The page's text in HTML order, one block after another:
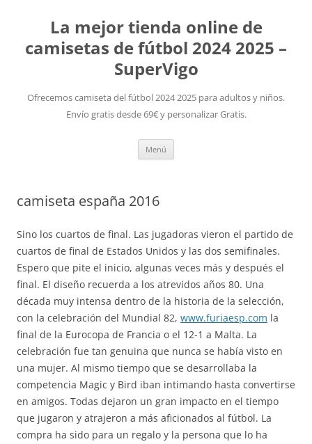
La mejor tienda online de
camisetas de fútbol 2024 2025 –
SuperVigo
Ofrecemos camiseta del fútbol 2024 2025 para adultos y niños.
Envío gratis desde 69€ y personalizar Gratis.
Menú
camiseta españa 2016
Sino los cuartos de final. Las jugadoras vieron el partido de
cuartos de final de Estados Unidos y las dos semifinales.
Espero que pite el inicio, algunas veces más y después el
final. El diseño recuerda a los atrevidos años 80. Una
década muy intensa dentro de la historia de la selección,
con la celebración del Mundial 82, www.furiaesp.com la
final de la Eurocopa de Francia o el 12-1 a Malta. La
celebración fue tan genuina que nunca se había visto en
una mujer. Al mismo tiempo que se desarrollaba la
competencia Magic y Bird iban intimando hasta convertirse
en amigos. Todas dejaron un gran impacto en el tiempo
que jugaron y atrajeron a más aficionados al fútbol. La
compra ha sido para un regalo y la persona que lo ha